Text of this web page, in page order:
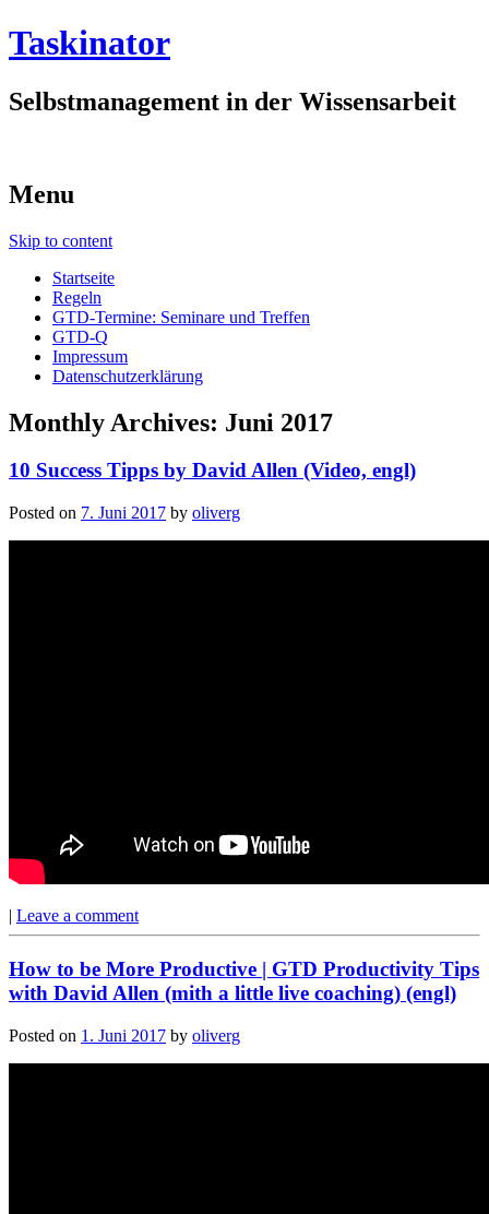
Taskinator
Selbstmanagement in der Wissensarbeit
Menu
Skip to content
Startseite
Regeln
GTD-Termine: Seminare und Treffen
GTD-Q
Impressum
Datenschutzerklärung
Monthly Archives: Juni 2017
10 Success Tipps by David Allen (Video, engl)
Posted on 7. Juni 2017 by oliverg
| Leave a comment
How to be More Productive | GTD Productivity Tips
with David Allen (mith a little live coaching) (engl)
Posted on 1. Juni 2017 by oliverg